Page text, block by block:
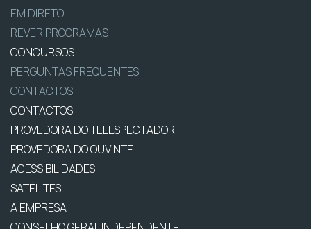
EM DIRETO
REVER PROGRAMAS
CONCURSOS
PERGUNTAS FREQUENTES
CONTACTOS
CONTACTOS
PROVEDORA DO TELESPECTADOR
PROVEDORA DO OUVINTE
ACESSIBILIDADES
SATÉLITES
A EMPRESA